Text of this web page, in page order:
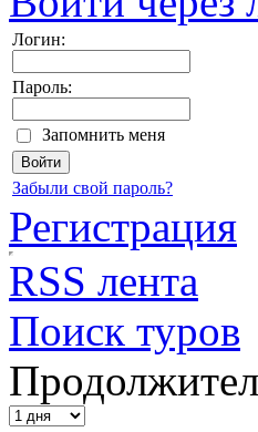
Логин:
Пароль:
Запомнить меня
Забыли свой пароль?
Регистрация
RSS лента
Поиск туров